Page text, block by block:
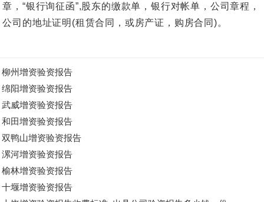
章，“银行询征函”,股东的缴款单，银行对帐单，公司章程，
公司的地址证明(租赁合同，或房产证，购房合同)。
柳州增资验资报告
绵阳增资验资报告
武威增资验资报告
和田增资验资报告
双鸭山增资验资报告
漯河增资验资报告
榆林增资验资报告
十堰增资验资报告